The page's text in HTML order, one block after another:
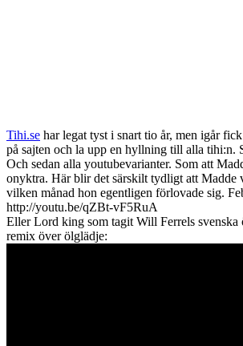
Tihi.se har legat tyst i snart tio år, men igår
på sajten och la upp en hyllning till alla tihi:n.
Och sedan alla youtubevarianter. Som att
onyktra. Här blir det särskilt tydligt att Madde
vilken månad hon egentligen förlovade sig.
http://youtu.be/qZBt-vF5RuA
Eller Lord king som tagit Will Ferrels svenska
remix över ölglädje: